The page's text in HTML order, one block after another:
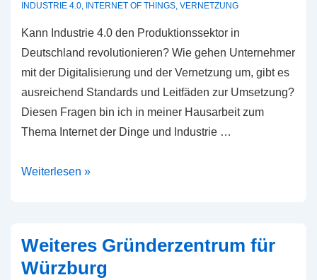
INDUSTRIE 4.0, INTERNET OF THINGS, VERNETZUNG
Kann Industrie 4.0 den Produktionssektor in
Deutschland revolutionieren? Wie gehen Unternehmer
mit der Digitalisierung und der Vernetzung um, gibt es
ausreichend Standards und Leitfäden zur Umsetzung?
Diesen Fragen bin ich in meiner Hausarbeit zum
Thema Internet der Dinge und Industrie …
Die
Weiterlesen »
Weiteres Gründerzentrum für
Würzburg